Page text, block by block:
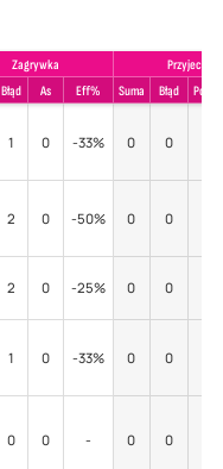
Zagrywka
Przyjecie
Błąd As Eff% Suma Błąd Poz%
1 0 -33% 0 0
2 0 -50% 0 0
2 0 -25% 0 0
1 0 -33% 0 0
0 0 - 0 0